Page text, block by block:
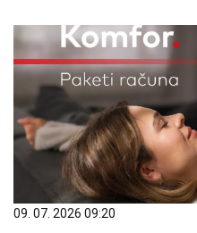
09. 07. 2026 09:20